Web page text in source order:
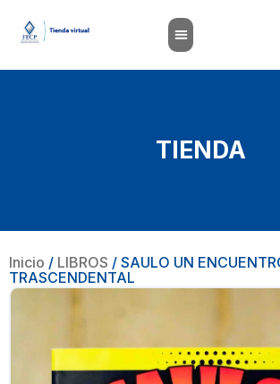
TIENDA
Inicio / LIBROS / SAULO UN
TRASCENDENTAL